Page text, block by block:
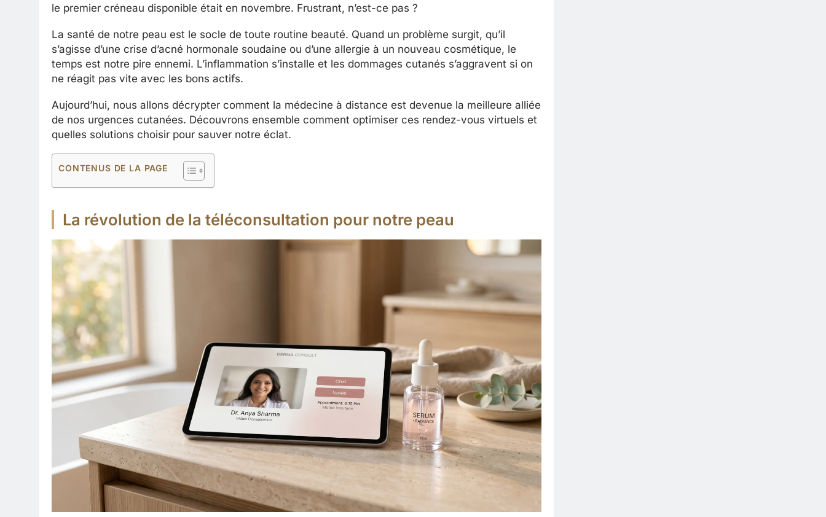
le premier créneau disponible était en novembre. Frustrant, n’est-ce pas ?
La santé de notre peau est le socle de toute routine beauté. Quand un problème surgit, qu’il
s’agisse d’une crise d’acné hormonale soudaine ou d’une allergie à un nouveau cosmétique, le
temps est notre pire ennemi. L’inflammation s’installe et les dommages cutanés s’aggravent si on
ne réagit pas vite avec les bons actifs.
Aujourd’hui, nous allons décrypter comment la médecine à distance est devenue la meilleure alliée
de nos urgences cutanées. Découvrons ensemble comment optimiser ces rendez-vous virtuels et
quelles solutions choisir pour sauver notre éclat.
CONTENUS DE LA PAGE
La révolution de la téléconsultation pour notre peau